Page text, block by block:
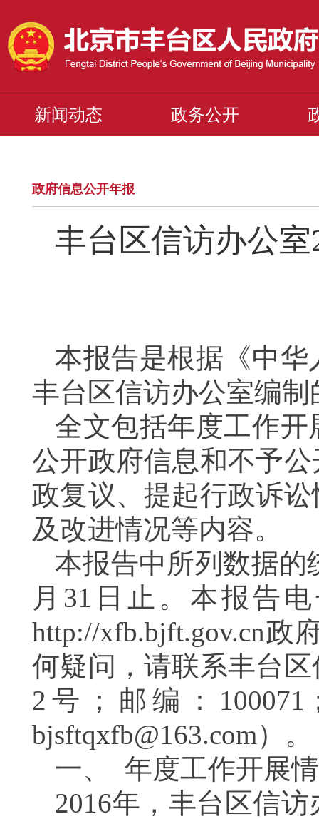
新闻动态 政务公开
政府信息公开年报
丰台区信访办公
本报告是根据《中
丰台区信访办公室编
全文包括年度工作
公开政府信息和不予
政复议、提起行政诉
及改进情况等内容。
本报告中所列数据的
月31日止。本报告
http://xfb.bjft.gov.cn政
何疑问，请联系丰台
2号；邮编：
bjsftqxfb@163.com）。
一、 年度工作开展
2016年，丰台区信